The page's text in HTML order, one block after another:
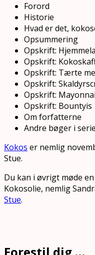
Forord
Historie
Hvad er det,
Opsummering
Opskrift:
Opskrift:
Opskrift: Tærte
Opskrift:
Opskrift:
Opskrift: Bountyis
Om forfatterne
Andre bøger i
Kokos er nemlig
Stue.
Du kan i øvrigt møde
Kokosolie, nemlig
Stue.